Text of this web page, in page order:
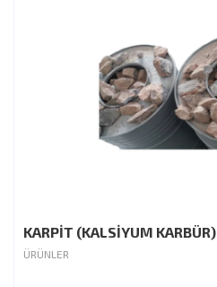
KARPİT (KALSİYUM KARBÜR)
ÜRÜNLER